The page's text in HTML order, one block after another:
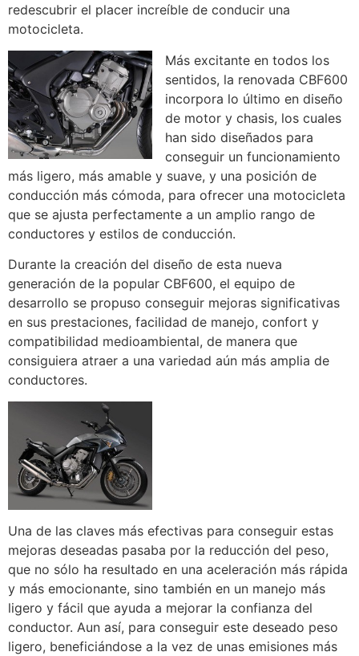
redescubrir el placer increíble de conducir una
motocicleta.
Más excitante en todos los
sentidos, la renovada CBF600
incorpora lo último en diseño
de motor y chasis, los cuales
han sido diseñados para
conseguir un funcionamiento
más ligero, más amable y suave, y una posición de
conducción más cómoda, para ofrecer una motocicleta
que se ajusta perfectamente a un amplio rango de
conductores y estilos de conducción.
Durante la creación del diseño de esta nueva
generación de la popular CBF600, el equipo de
desarrollo se propuso conseguir mejoras significativas
en sus prestaciones, facilidad de manejo, confort y
compatibilidad medioambiental, de manera que
consiguiera atraer a una variedad aún más amplia de
conductores.
Una de las claves más efectivas para conseguir estas
mejoras deseadas pasaba por la reducción del peso,
que no sólo ha resultado en una aceleración más rápida
y más emocionante, sino también en un manejo más
ligero y fácil que ayuda a mejorar la confianza del
conductor. Aun así, para conseguir este deseado peso
ligero, beneficiándose a la vez de unas emisiones más